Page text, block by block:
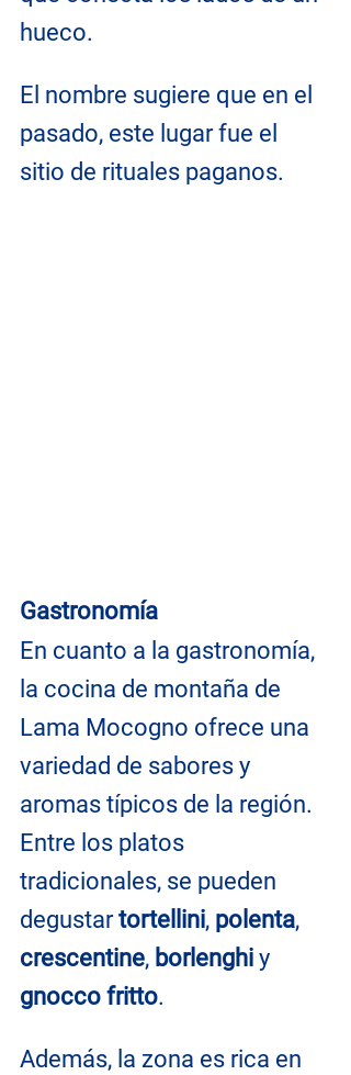
hueco.
El nombre sugiere que en el
pasado, este lugar fue el
sitio de rituales paganos.
Gastronomía
En cuanto a la gastronomía,
la cocina de montaña de
Lama Mocogno ofrece una
variedad de sabores y
aromas típicos de la región.
Entre los platos
tradicionales, se pueden
degustar tortellini, polenta,
crescentine, borlenghi y
gnocco fritto.
Además, la zona es rica en